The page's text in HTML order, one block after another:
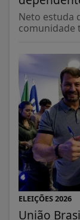
Neto estuda
comunidade
ELEIÇÕES 2026
União